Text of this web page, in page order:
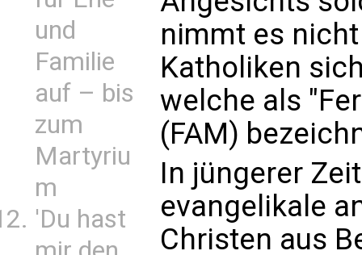
und
Familie
auf – bis
zum
Martyriu
m
'Du hast
nimmt es
Katholiken
welche als
(FAM)
In jüngerer
evangelikale
Christen aus